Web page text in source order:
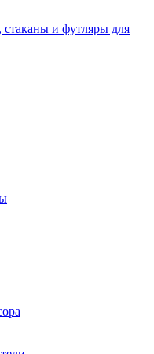
стаканы и футляры для